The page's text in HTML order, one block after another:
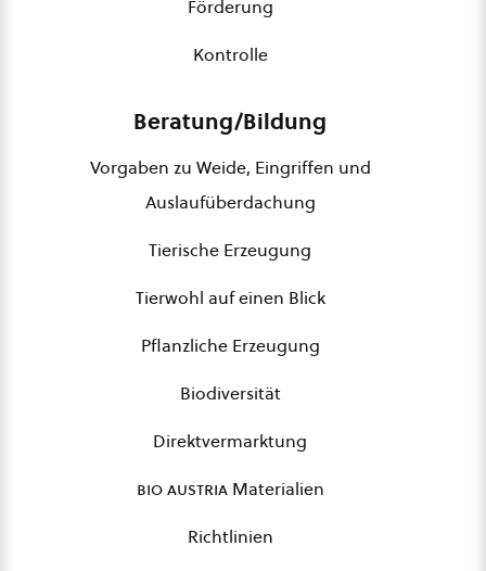
Förderung
Kontrolle
Beratung/Bildung
Vorgaben zu Weide, Eingriffen und
Auslaufüberdachung
Tierische Erzeugung
Tierwohl auf einen Blick
Pflanzliche Erzeugung
Biodiversität
Direktvermarktung
bio austriaMaterialien
Richtlinien